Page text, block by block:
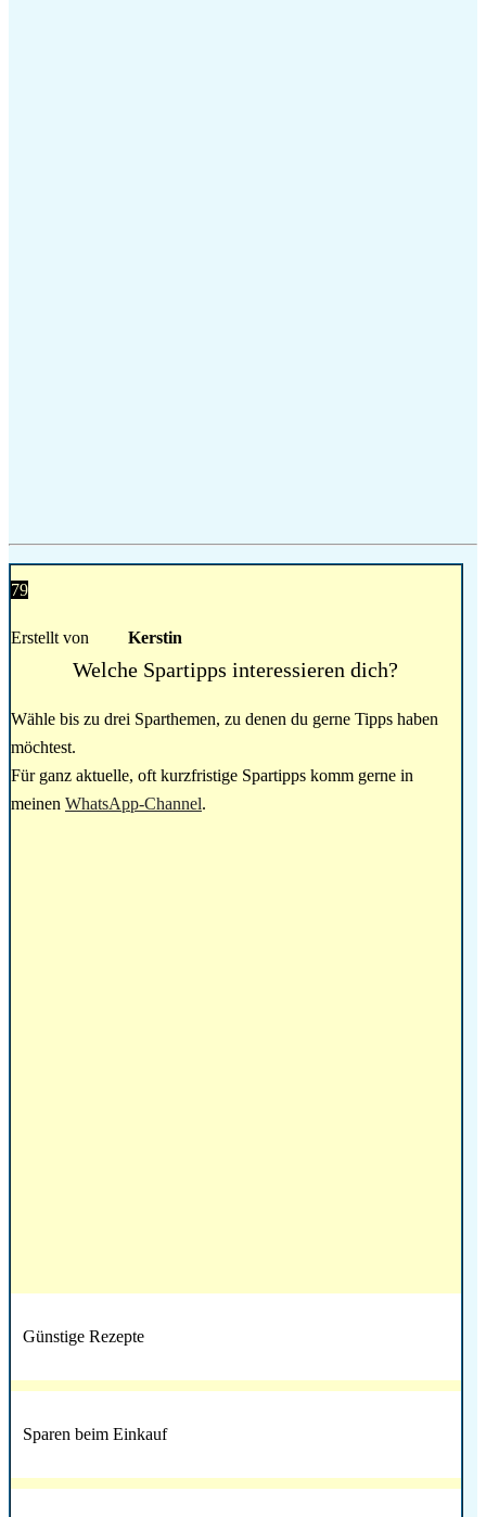
79
Erstellt von Kerstin
Welche Spartipps interessieren dich?
Wähle bis zu drei Sparthemen, zu denen du gerne Tipps haben
möchtest.
Für ganz aktuelle, oft kurzfristige Spartipps komm gerne in
meinen WhatsApp-Channel.
Günstige Rezepte
Sparen beim Einkauf